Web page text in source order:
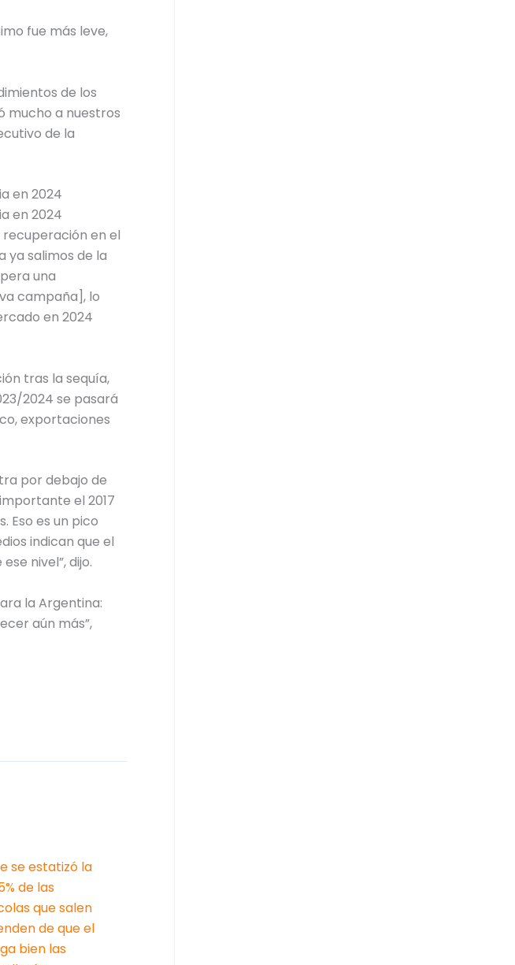
fue más leve,
de los
mucho a nuestros
de la
en 2024
en 2024
en el
ya salimos de la
una
campaña], lo
en 2024
tras la sequía,
2024 se pasará
exportaciones
por debajo de
el 2017
Eso es un pico
indican que el
nivel”, dijo.
la Argentina:
aún más”,